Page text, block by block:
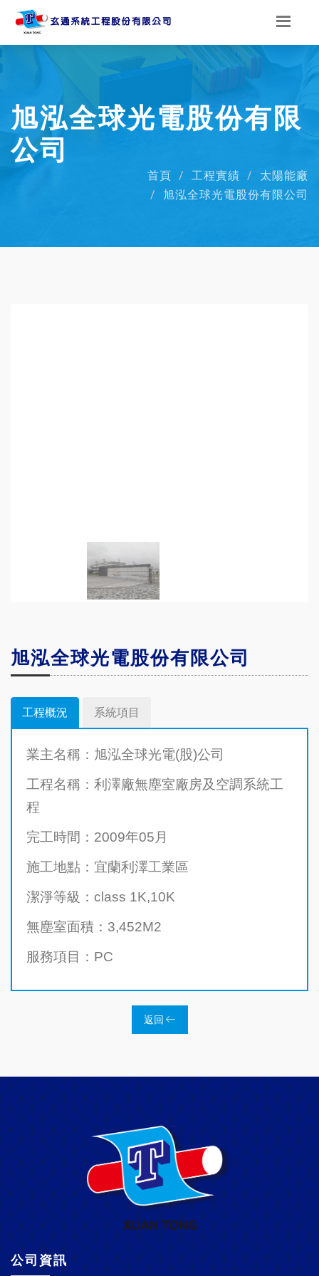
旭泓全球光電股份有限
公司
首頁 工程實績
太陽能廠
旭泓全球光電股份有限公司
旭泓全球光電股份有限公司
工程概況 系統項目
業主名稱：旭泓全球光電(股)公司
工程名稱：利澤廠無塵室廠房及空調系統工
程
完工時間：2009年05月
施工地點：宜蘭利澤工業區
潔淨等級：class 1K,10K
無塵室面積：3,452M2
服務項目：PC
返回
公司資訊